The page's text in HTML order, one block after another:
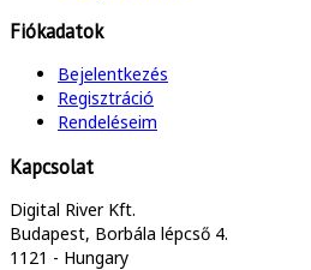
Fiókadatok
Bejelentkezés
Regisztráció
Rendeléseim
Kapcsolat
Digital River Kft.
Budapest, Borbála lépcső 4.
1121 - Hungary